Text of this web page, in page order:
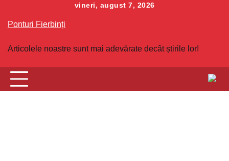
content
vineri, august 7, 2026
Ponturi Fierbinți
Articolele noastre sunt mai adevărate decât știrile lor!